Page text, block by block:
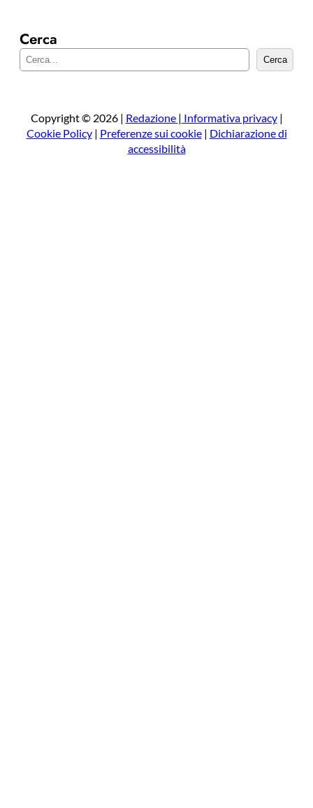
Cerca
e
a
Cerca
Copyright © 2026 | Redazione | Informativa privacy|
Cookie Policy| Preferenze sui cookie| Dichiarazione di
accessibilità